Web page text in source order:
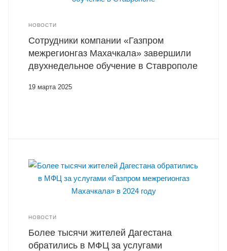
НОВОСТИ
Сотрудники компании «Газпром
межрегионгаз Махачкала» завершили
двухнедельное обучение в Ставрополе
19 марта 2025
НОВОСТИ
Более тысячи жителей Дагестана
обратились в МФЦ за услугами